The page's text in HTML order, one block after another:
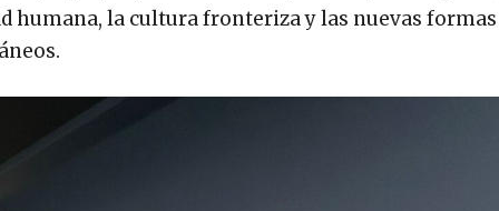
humana, la cultura fronteriza y las nuevas formas